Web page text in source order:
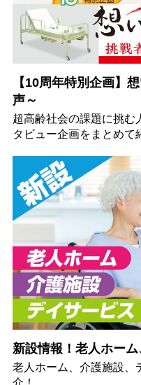
【10周年特別企画】
声～
超高齢社会の課題に挑む
タビュー企画をまとめて
新設情報！老人ホー
老人ホーム、介護施設、
介！